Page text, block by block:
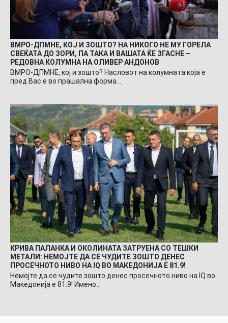
ВМРО-ДПМНЕ, КОЈ И ЗОШТО? НА НИКОГО НЕ МУ ГОРЕЛА
СВЕЌАТА ДО ЗОРИ, ПА ТАКА И ВАШАТА ЌЕ ЗГАСНЕ –
РЕДОВНА КОЛУМНА НА ОЛИВЕР АНДОНОВ
ВМРО-ДПМНЕ, кој и зошто? Насловот на колумната која е
пред Вас е во прашална форма…
КРИВА ПАЛАНКА И ОКОЛИНАТА ЗАТРУЕНА СО ТЕШКИ
МЕТАЛИ: НЕМОЈТЕ ДА СЕ ЧУДИТЕ ЗОШТО ДЕНЕС
ПРОСЕЧНОТО НИВО НА IQ ВО МАКЕДОНИЈА Е 81.9!
Немојте да се чудите зошто денес просечното ниво на IQ во
Македонија е 81.9! Имено…